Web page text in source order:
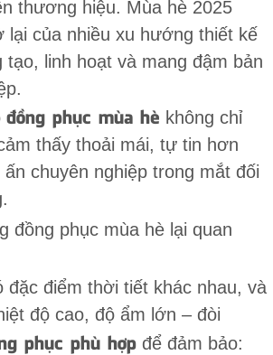
thương hiệu. Mùa hè 2025
lại của nhiều xu hướng thiết kế
tạo, linh hoạt và mang đậm bản
đồng phục mùa hè không chỉ
thấy thoải mái, tự tin hơn
chuyên nghiệp trong mắt đối
đồng phục mùa hè lại quan
đặc điểm thời tiết khác nhau, và
độ cao, độ ẩm lớn – đòi
phục phù hợpđể đảm bảo: